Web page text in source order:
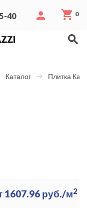
40 0
Каталог Плитка
1607.96 руб./м2